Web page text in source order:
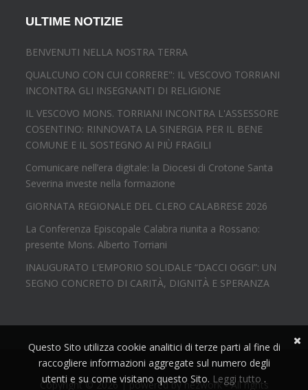
ULTIME NOTIZIE
BENVENUTI NELLA NOSTRA TERRA
QUALCUNO CON CUI CORRERE": IL VESCOVO TORRIANI
INCONTRA GLI INSEGNANTI DI RELIGIONE
IL VESCOVO MONS. TORRIANI INCONTRA L'ASSESSORE
COSENTINO: RINNOVATA LA SINERGIA PER IL BENE
COMUNE E IL SOSTEGNO AI PIÙ FRAGILI
Comunicare nell’era digitale: la Diocesi di Crotone Santa
Severina investe nella formazione
GIORNATA REGIONALE DEL CLERO CALABRESE 2026
La Conferenza Episcopale Calabra riunita a Rossano:
presente Mons. Alberto Torriani
INAUGURATO L’EMPORIO SOLIDALE “DACCI OGGI”: UN
SEGNO CONCRETO DI CARITÀ, DIGNITÀ E SPERANZA
Copyright © 2026 | powered bynezwork- All rights
Questo Sito utilizza cookie analitici di terze parti al fine di
raccogliere informazioni aggregate sul numero degli
utenti e su come visitano questo Sito. Leggi tutto .